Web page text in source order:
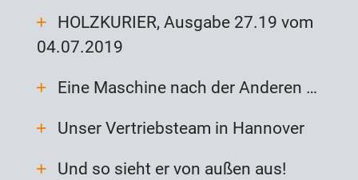
HOLZKURIER, Ausgabe 27.19 vom
04.07.2019
Eine Maschine nach der Anderen …
Unser Vertriebsteam in Hannover
Und so sieht er von außen aus!